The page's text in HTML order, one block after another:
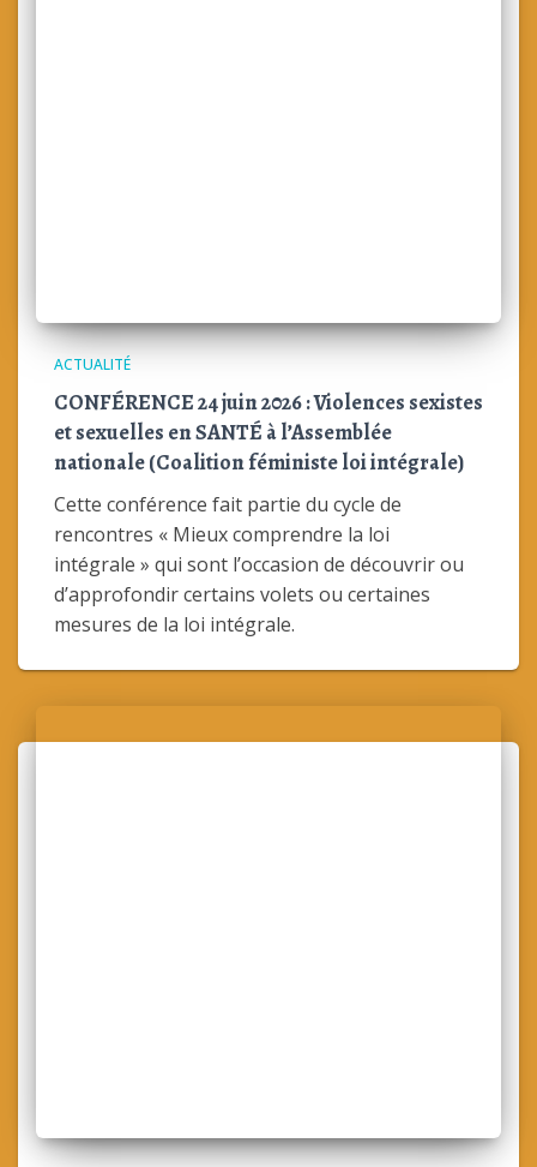
CONFÉRENCE 24 juin 2026 : Violences sexistes
et sexuelles en SANTÉ à l’Assemblée
nationale (Coalition féministe loi intégrale)
Cette conférence fait partie du cycle de
mesures de la loi intégrale.